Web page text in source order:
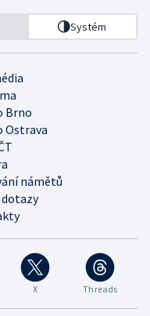
Systém
Brno
Ostrava
námětů
X Threads